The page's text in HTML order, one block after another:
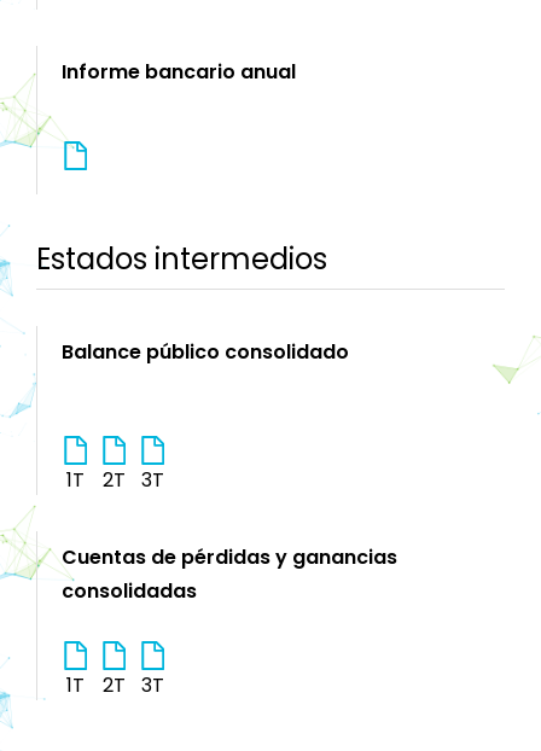
Informe bancario anual
Estados intermedios
Balance público consolidado
1T 2T 3T
Cuentas de pérdidas y ganancias
consolidadas
1T 2T 3T